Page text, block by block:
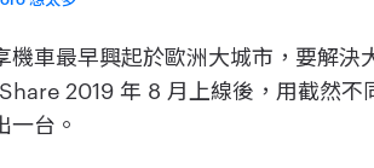
機車最早興起於歐洲大城市，要解
2019 年 8 月上線後，用截然
一台。